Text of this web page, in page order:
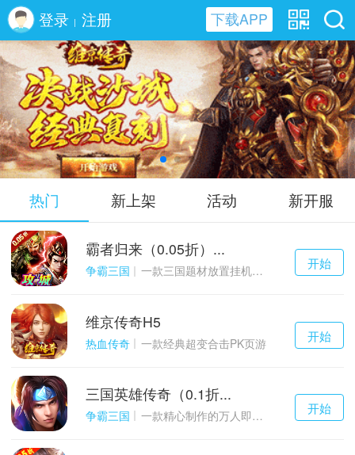
登录 | 注册 下载APP
维京传奇H5
热门 新上架 活动 新开服
千百度h5
游戏
开始
霸者归来（0.05折）...
争霸三国 一款三国题材放置挂机与战争策略结合的游戏
千百度h5
游戏
开始
维京传奇H5
热血传奇 一款经典超变合击PK页游
千百度h5
游戏
开始
三国英雄传奇（0.1折...
争霸三国 一款精心制作的万人即时战斗SLG三国手游